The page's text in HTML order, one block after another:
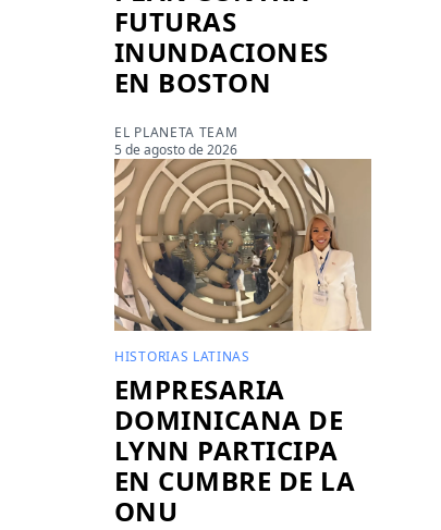
FUTURAS
INUNDACIONES
EN BOSTON
EL PLANETA TEAM
5 de agosto de 2026
HISTORIAS LATINAS
EMPRESARIA
DOMINICANA DE
LYNN PARTICIPA
EN CUMBRE DE LA
ONU